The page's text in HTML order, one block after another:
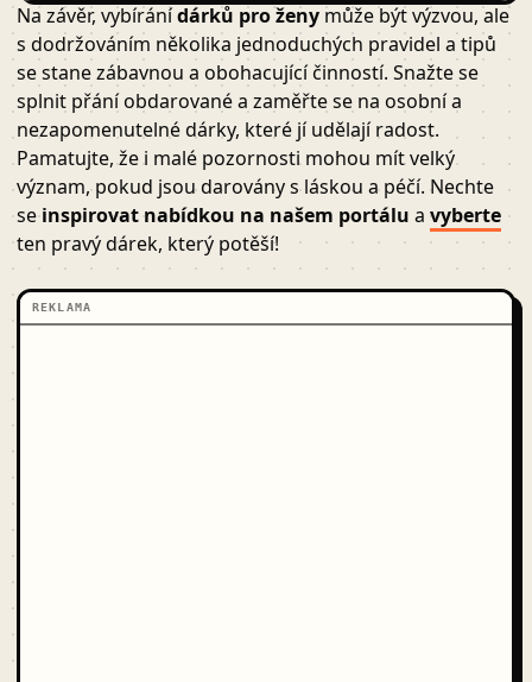
Na závěr, vybíránídárků pro ženy může být výzvou, ale
s dodržováním několika jednoduchých pravidel a tipů
se stane zábavnou a obohacující činností. Snažte se
splnit přání obdarované a zaměřte se na osobní a
nezapomenutelné dárky, které jí udělají radost.
Pamatujte, že i malé pozornosti mohou mít velký
význam, pokud jsou darovány s láskou a péčí. Nechte
seinspirovat nabídkou na našem portálu a vyberte
ten pravý dárek, který potěší!
REKLAMA